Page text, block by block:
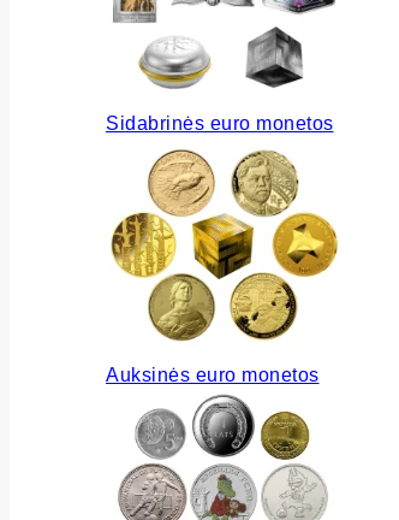
Sidabrinės euro monetos
Auksinės euro monetos